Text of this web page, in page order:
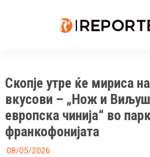
Скопје утре ќе мириса
вкусови – „Нож и
европска чинија“ во
франкофонијата
08/05/2026